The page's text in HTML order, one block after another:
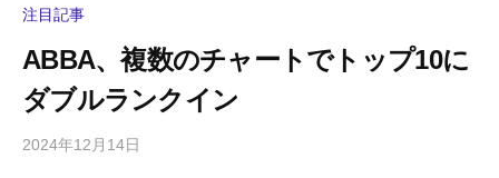
注目記事
ABBA、複数のチャートでトップ10に
ダブルランクイン
2024年12月14日